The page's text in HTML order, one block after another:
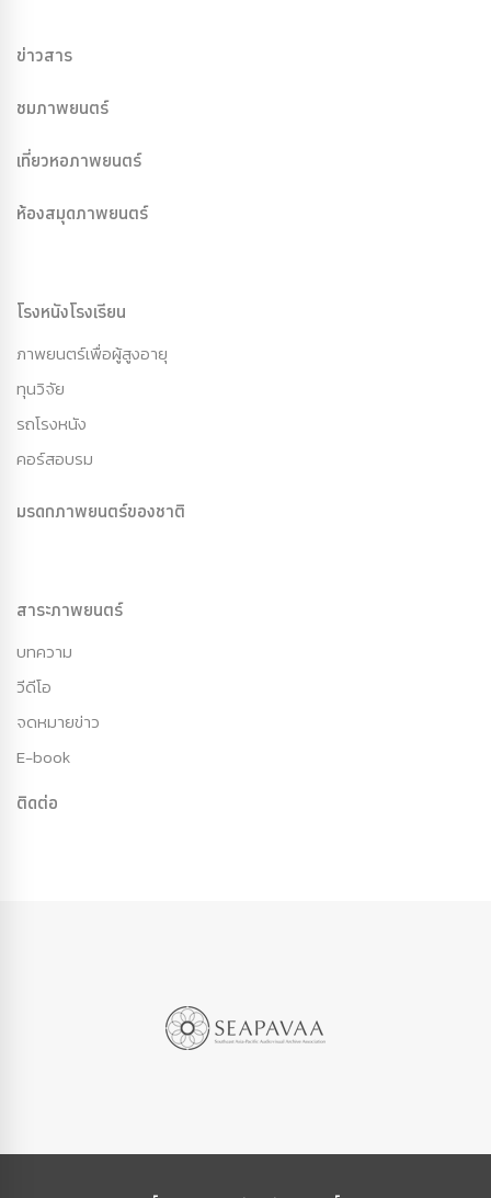
ข่าวสาร
ชมภาพยนตร์
เที่ยวหอภาพยนตร์
ห้องสมุดภาพยนตร์
โรงหนังโรงเรียน
ภาพยนตร์เพื่อผู้สูงอายุ
ทุนวิจัย
รถโรงหนัง
คอร์สอบรม
มรดกภาพยนตร์ของชาติ
สาระภาพยนตร์
บทความ
วีดีโอ
จดหมายข่าว
E-book
ติดต่อ